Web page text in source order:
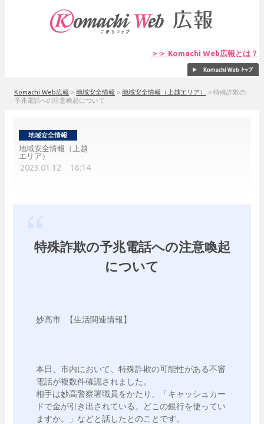
＞＞ Komachi Web広報とは？
Komachi Web広報 > 地域安全情報 > 地域安全情報（上越エリア） > 特殊詐欺の
予兆電話への注意喚起について
地域安全情報（上越
エリア）
2023.01.12 16:14
特殊詐欺の予兆電話への注意喚起
について
妙高市 【生活関連情報】
本日、市内において、特殊詐欺の可能性がある不審
電話が複数件確認されました。
相手は妙高警察署職員をかたり、「キャッシュカー
ドで金が引き出されている。どこの銀行を使ってい
ますか。」などと話したとのことです。